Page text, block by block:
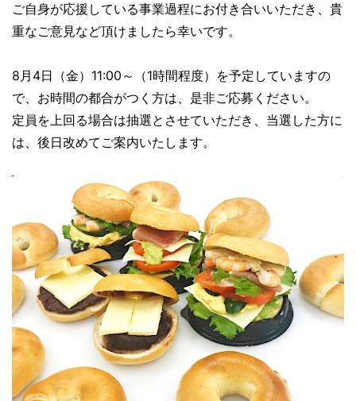
ご自身が応援している事業過程にお付き合いいただき、貴
重なご意見など頂けましたら幸いです。
8月4日（金）11:00～（1時間程度）を予定していますの
で、お時間の都合がつく方は、是非ご応募ください。
定員を上回る場合は抽選とさせていただき、当選した方に
は、後日改めてご案内いたします。